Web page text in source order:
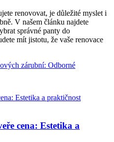
renovovat, je důležité myslet i
V našem článku najdete
správné panty do
mít jistotu, že vaše renovace
zárubní: Odborné
cena: Estetika a